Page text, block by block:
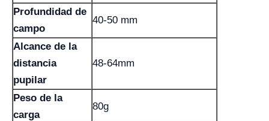
Profundidad de
campo
40-50 mm
Alcance de la
distancia
pupilar
48-64mm
Peso de la
carga
80g